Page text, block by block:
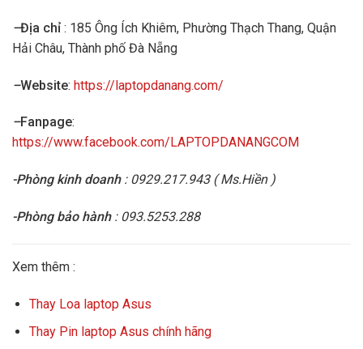
–Địa chỉ : 185 Ông Ích Khiêm, Phường Thạch Thang, Quận
Hải Châu, Thành phố Đà Nẵng
–Website: https://laptopdanang.com/
–Fanpage:
https://www.facebook.com/LAPTOPDANANGCOM
-Phòng kinh doanh: 0929.217.943 ( Ms.Hiền )
-Phòng bảo hành: 093.5253.288
Xem thêm :
Thay Loa laptop Asus
Thay Pin laptop Asus chính hãng